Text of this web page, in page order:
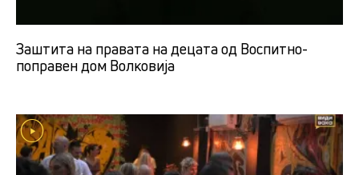
Заштита на правата на децата од Воспитно-
поправен дом Волковија